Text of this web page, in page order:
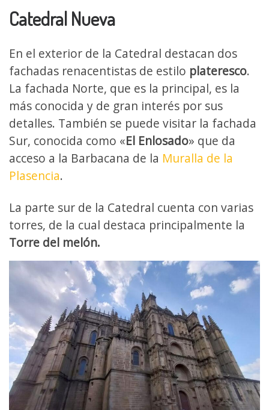
Catedral Nueva
En el exterior de la Catedral destacan dos
fachadas renacentistas de estilo plateresco.
La fachada Norte, que es la principal, es la
más conocida y de gran interés por sus
detalles. También se puede visitar la fachada
Sur, conocida como «El Enlosado» que da
acceso a la Barbacana de la Muralla de la
Plasencia.
La parte sur de la Catedral cuenta con varias
torres, de la cual destaca principalmente la
Torre del melón.